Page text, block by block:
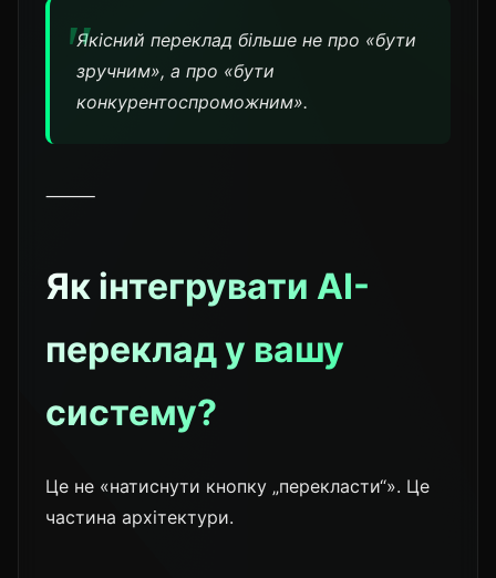
Якісний переклад більше не про «бути
зручним», а про «бути
конкурентоспроможним».
⸻
Як інтегрувати AI-
переклад у вашу
систему?
Це не «натиснути кнопку „перекласти“». Це
частина архітектури.